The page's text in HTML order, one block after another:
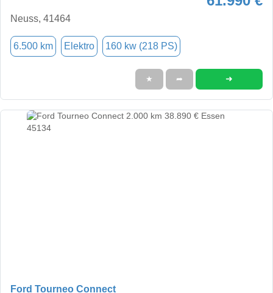
Neuss, 41464
6.500 km Elektro 160 kw (218 PS)
★ ➦ ➜
Ford Tourneo Connect